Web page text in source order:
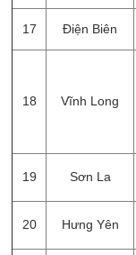
17 Điện Biên
18 Vĩnh Long
19 Sơn La
20 Hưng Yên